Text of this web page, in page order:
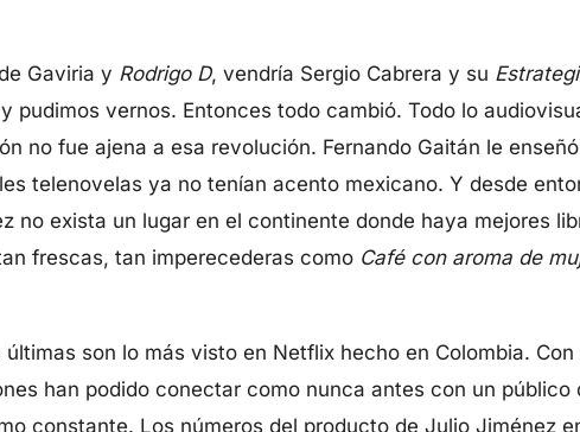
Gaviria y Rodrigo D, vendría Sergio Cabrera y su
pudimos vernos. Entonces todo cambió. Todo lo
no fue ajena a esa revolución. Fernando Gaitán le
telenovelas ya no tenían acento mexicano. Y desde
no exista un lugar en el continente donde haya mejores
frescas, tan imperecederas como Café con aroma de
últimas son lo más visto en Netflix hecho en Colombia.
han podido conectar como nunca antes con un
constante. Los números del producto de Julio Jiménez